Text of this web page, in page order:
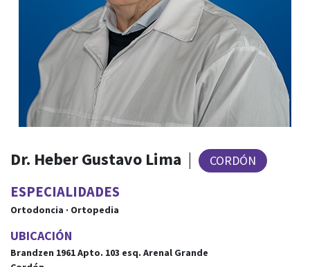
Dr. Heber Gustavo Lima | CORDÓN
ESPECIALIDADES
Ortodoncia · Ortopedia
UBICACIÓN
Brandzen 1961 Apto. 103 esq. Arenal Grande